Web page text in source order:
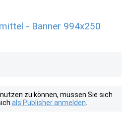
- Banner 994x250
zu können, müssen Sie sich
als Publisher anmelden